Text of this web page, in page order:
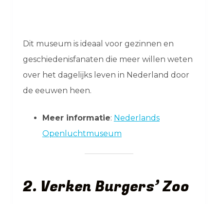
Dit museum is ideaal voor gezinnen en
geschiedenisfanaten die meer willen weten
over het dagelijks leven in Nederland door
de eeuwen heen.
Meer informatie: Nederlands
Openluchtmuseum
2. Verken Burgers’ Zoo